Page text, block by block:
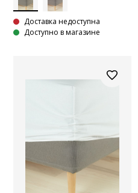
Доставка недоступна
Доступно в магазине